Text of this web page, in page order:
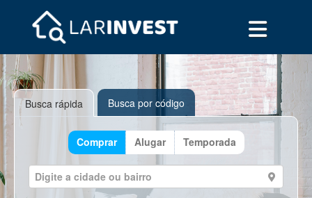
Busca rápida Busca por código
Comprar Alugar Temporada